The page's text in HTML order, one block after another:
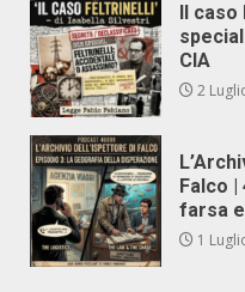
Il caso
CIA
2
Falco |
farsa
1